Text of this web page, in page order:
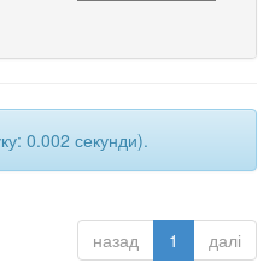
0.002 секунди).
назад 1 далі